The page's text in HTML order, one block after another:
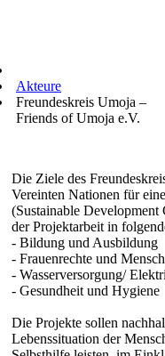
Akteure
Freundeskreis Umoja –
Friends of Umoja e.V.
Die Ziele des
Vereinten Nationen für
(Sustainable
der Projektarbeit in
- Bildung und Ausbildung
- Frauenrechte und
- Wasserversorgung/
- Gesundheit und Hygiene
Die Projekte sollen
Lebenssituation der